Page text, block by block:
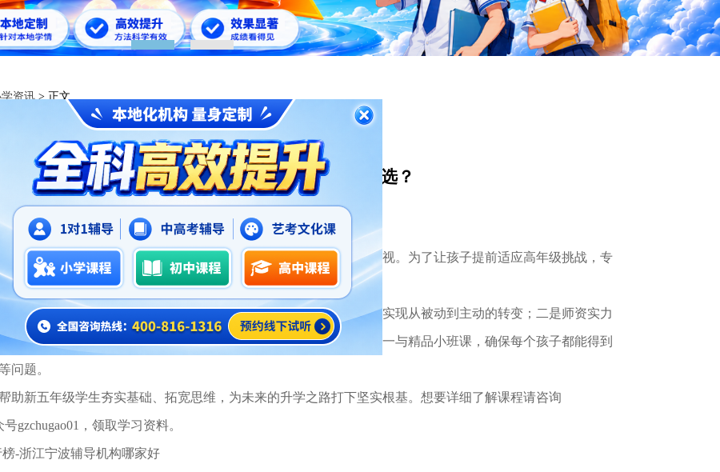
1 2
资讯> 正文
月浙江宁波新五年级一对一提分优质辅导机构怎么选？
2026-06-28
增加，自主学习能力的要求达到新高度，学习节奏的紧迫性不容忽视。为了让孩子提前适应高年级挑战，专
情，为新五年级学生保驾护航。
传授知识的同时，教授时间管理与错题整理等初中必备学习方法，实现从被动到主动的转变；二是师资实力
的心理需求，能及时进行心态疏导；三是班型灵活多样，提供一对一与精品小班课，确保每个孩子都能得到
问题。
助新五年级学生夯实基础、拓宽思维，为未来的升学之路打下坚实根基。想要详细了解课程请咨询
gzchugao01，领取学习资料。
-浙江宁波辅导机构哪家好